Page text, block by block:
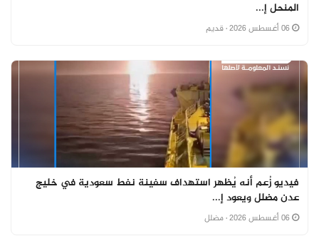
المنحل إ...
· قديم
فيديو زُعم أنه يُظهر استهداف سفينة نفط سعودية في خليج
عدن مضلل ويعود إ...
· مضلل